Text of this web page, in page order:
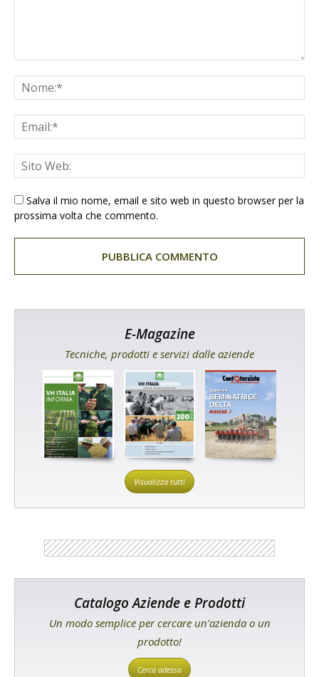
Salva il mio nome, email e sito web in questo browser per la
prossima volta che commento.
E-Magazine
Tecniche, prodotti e servizi dalle aziende
Visualizza tutti
Catalogo Aziende e Prodotti
Un modo semplice per cercare un'azienda o un
prodotto!
Cerca adesso